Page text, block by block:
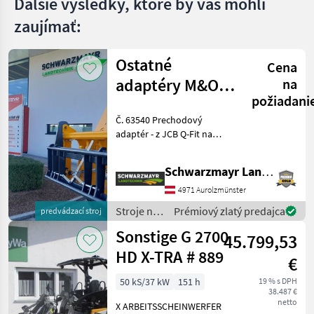
zaujímať:
predvádzací stroj
Ostatné
adaptéry M&O
kompatibilné s
EURO
Cena
na
Č. 63540 Prechodový
adaptér - z JCB Q-Fit na
nosnosťou 3, 0 t VFG –
použitý Predajný tím
spoločnosti Schwarzmayr v
Schwarzmayr Landtechnik GmbH - Aurolzmünster
4971 Aurolzmünster
Stroje na
stavbu /
Sonstige
Prémiový zlatý predajca
Sonstige G 2700
HD X-TRA # 889
45.799,53
€
19 % s DPH
38.487 €
netto
50 kS/37 kW
151 h
X ARBEITSSCHEINWERFER